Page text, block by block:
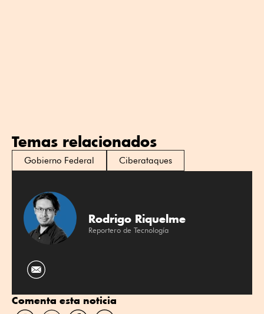
Temas relacionados
Gobierno Federal Ciberataques
Rodrigo Riquelme
Reportero de Tecnología
Comenta esta noticia